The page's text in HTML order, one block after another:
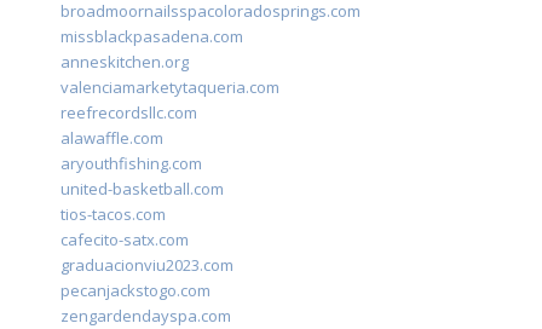
broadmoornailsspacoloradosprings.com
missblackpasadena.com
anneskitchen.org
valenciamarketytaqueria.com
reefrecordsllc.com
alawaffle.com
aryouthfishing.com
united-basketball.com
tios-tacos.com
cafecito-satx.com
graduacionviu2023.com
pecanjackstogo.com
zengardendayspa.com